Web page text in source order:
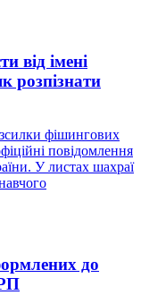
від імені
розпізнати
фішингових
повідомлення
У листах шахраї
до